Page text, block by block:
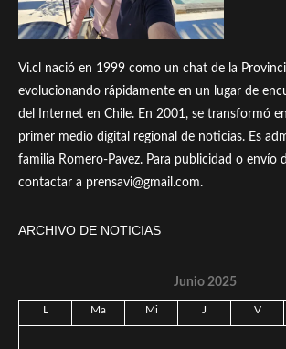
Vi.cl nació en 1999 como un chat de la
evolucionando rápidamente en un lugar de
del Internet en Chile. En 2001, se transformó
primer medio digital regional de noticias. Es
familia Romero-Pavez. Para publicidad o envío
contactar a prensavi@gmail.com.
ARCHIVO DE NOTICIAS
Junio 2025
L Ma Mi J V